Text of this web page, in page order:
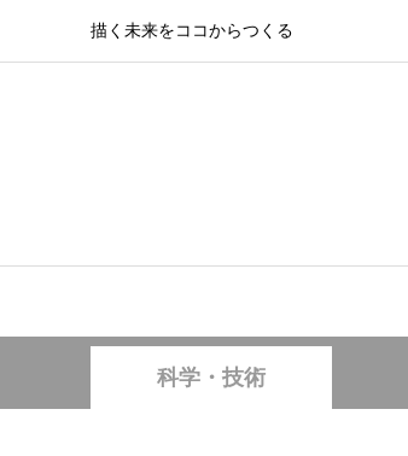
描く未来をココからつくる
科学・技術